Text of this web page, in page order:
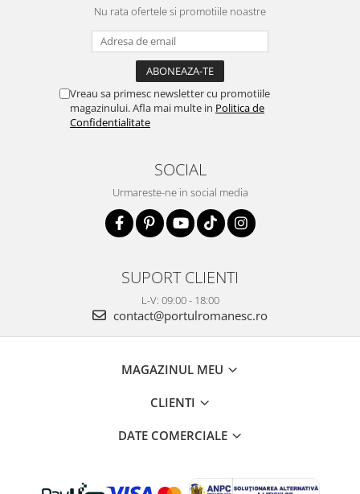
Nu rata ofertele si promotiile noastre
Vreau sa primesc newsletter cu promotiile
magazinului. Afla mai multe in Politica de
Confidentialitate
SOCIAL
Urmareste-ne in social media
SUPORT CLIENTI
L-V: 09:00 - 18:00
contact@portulromanesc.ro
MAGAZINUL MEU
CLIENTI
DATE COMERCIALE